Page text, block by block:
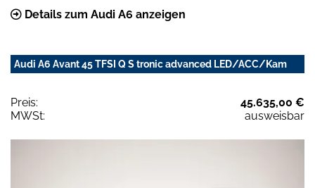
Details zum Audi A6 anzeigen
Audi A6 Avant 45 TFSI Q S tronic advanced LED/ACC/Kam
Preis:
45.635,00 €
MWSt:
ausweisbar